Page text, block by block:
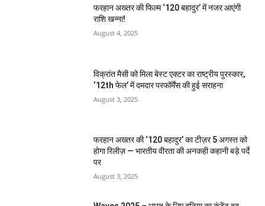
फरहान अख्तर की फिल्म ‘120 बहादुर’ में नजर आएंगी
राशि खन्ना!
August 4, 2025
विक्रांत मैसी को मिला बेस्ट एक्टर का राष्ट्रीय पुरस्कार,
‘12th फेल’ में दमदार परफॉर्मेंस की हुई सराहना
August 3, 2025
फरहान अख्तर की ‘120 बहादुर’ का टीज़र 5 अगस्त को
होगा रिलीज़ — भारतीय वीरता की अनकही कहानी बड़े पर्दे
पर
August 3, 2025